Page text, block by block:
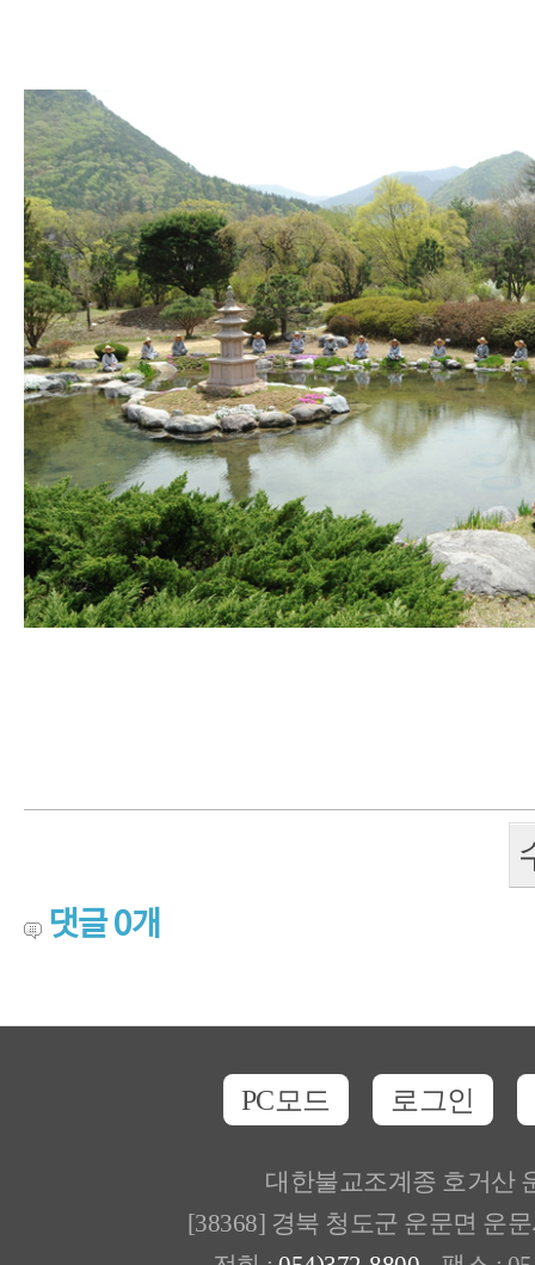
댓글0개
PC모드 로그인
대한불교조계종 호거산
[38368] 경북 청도군 운문면 운